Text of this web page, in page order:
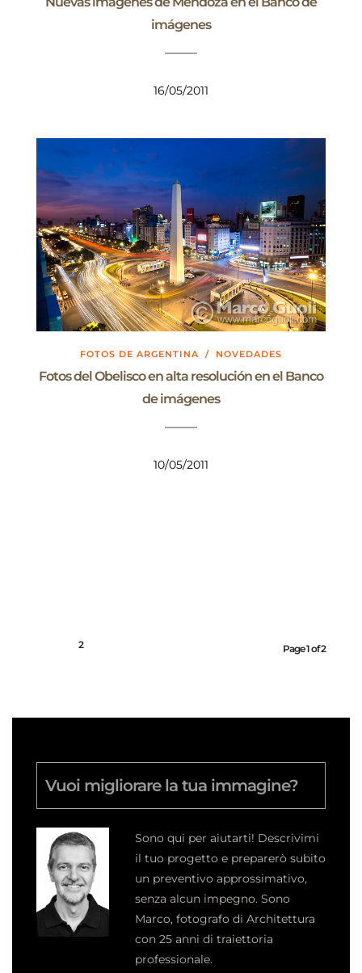
imágenes
16/05/2011
FOTOS DE ARGENTINA / NOVEDADES
Fotos del Obelisco en alta resolución en el Banco
de imágenes
10/05/2011
2 Page 1 of 2
Vuoi migliorare la tua immagine?
Sono qui per aiutarti! Descrivimi
il tuo progetto e preparerò subito
un preventivo approssimativo,
senza alcun impegno. Sono
Marco, fotografo di Architettura
con 25 anni di traiettoria
professionale.